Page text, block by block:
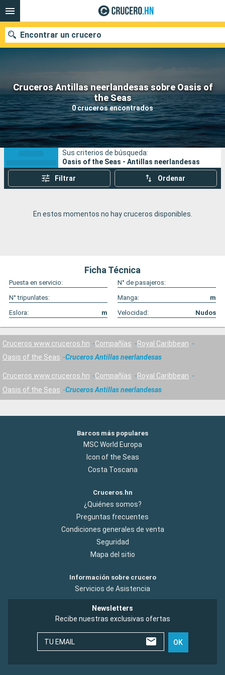
Cruceros Antillas neerlandesas sobre Oasis of
the Seas
0 cruceros encontrados
Encontrar un crucero
Nuestros destinos
Fecha de salida
Puertos Compañías
Buscar
Sus criterios de búsqueda:
Oasis of the Seas - Antillas neerlandesas
Filtrar Ordenar
En estos momentos no hay cruceros disponibles.
Ficha Técnica
Puesta en servicio:
N° de pasajeros:
N° tripunlates:
Manga:
m
Eslora:
m Velocidad: Nudos
Cruceros www.cruceros.hn Compañías
Royal Caribbean
Oasis of the Seas
Cruceros Antillas neerlandesas
Cruceros www.cruceros.hn Compañías
Royal Caribbean
Oasis of the Seas
Cruceros Antillas neerlandesas
Barcos más populares
MSC World Europa
Icon of the Seas
Costa Toscana
Cruceros.hn
¿Quiénes somos?
Preguntas frecuentes
Condiciones generales de venta
Seguridad
Mapa del sitio
Información sobre crucero
Servicios de Asistencia
Newsletters
Recibe nuestras exclusivas ofertas
TU EMAIL OK